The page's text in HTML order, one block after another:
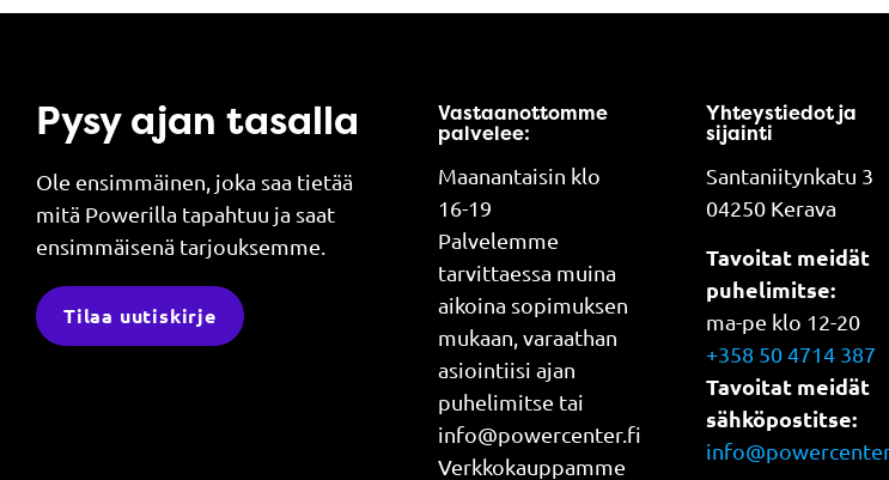
Pysy ajan tasalla
Ole ensimmäinen, joka saa tietää
mitä Powerilla tapahtuu ja saat
ensimmäisenä tarjouksemme.
Tilaa uutiskirje
Vastaanottomme
palvelee:
Maanantaisin klo
16-19
Palvelemme
tarvittaessa muina
aikoina sopimuksen
mukaan, varaathan
asiointiisi ajan
puhelimitse tai
info@powercenter.fi
Verkkokauppamme
Yhteystiedot ja
sijainti
Santaniitynkatu 3
04250 Kerava
Tavoitat meidät
puhelimitse:
ma-pe klo 12-20
+358 50 4714 387
Tavoitat meidät
sähköpostitse: